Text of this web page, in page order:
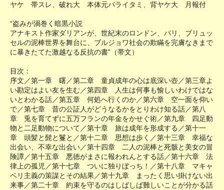
ヤケ 帯スレ、破れ大 本体元パライタミ、背ヤケ大 月報付
“盗みが渦巻く暗黒小説
アナキスト作家ダリアンが、世紀末のロンドン、パリ、ブリュッ
セルの泥棒世界を舞台に、ブルジョワ社会の欺瞞を完膚なきまで
に暴きたてた激越なる反抗の書”（帯文）
目次：
序文／第一章 曙／第二章 童貞成年の心は底深い壺／第三章よ
い勘定はよい友を生む／第四章 人生は何事も愉しいわけではな
いとわかる話／第五章 何処へ行くのか／第六章 空一面を仰い
で／第七章 昔の公証人がどうなるかをとりわけ知る話／第八
章 兎を育てずに五万フランの年金をかせぐ術／第九章 四足動
物と二足動物について／第十章 旅は成年を形成する／第十一
章 頭髪と髭と鬘と／第十二章 思想は歩く／第十三章 幸福な
出会い、不幸な出会い／第十四章 二人の泥棒と死骸と美女の冒
険譚／第十五章 悪徳がまさに報われんとする話／第十六章 法
律上の孤児／第十七章 ついに独りぼっち！／第十八章 マキャ
ベリ主義の策謀とその結果／第十九章 まったく思い掛けない出
来事／第二十章 約束を守るのはしばしば難しいことが分かる話